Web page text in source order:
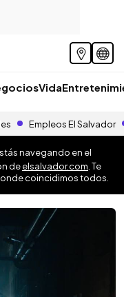
Vida
Empleos El Salvador
navegando en el
deelsalvador.com . Te
coincidimos todos.